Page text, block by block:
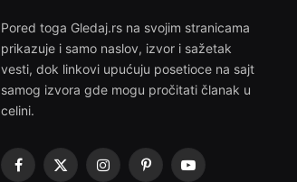
Pored toga Gledaj.rs na svojim stranicama
prikazuje i samo naslov, izvor i sažetak
vesti, dok linkovi upućuju posetioce na sajt
samog izvora gde mogu pročitati članak u
celini.
Facebook
X
InstagramPinterestYouTube